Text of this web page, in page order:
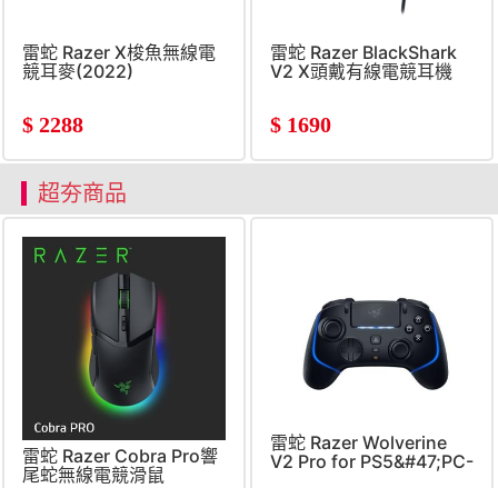
雷蛇 Razer X梭魚無線電
競耳麥(2022)
$ 2288
雷蛇 Razer BlackShark
V2 X頭戴有線電競耳機
$ 1690
超夯商品
雷蛇 Razer Cobra Pro響
尾蛇無線電競滑鼠
雷蛇 Razer Wolverine
V2 Pro for PS5&#47;PC-